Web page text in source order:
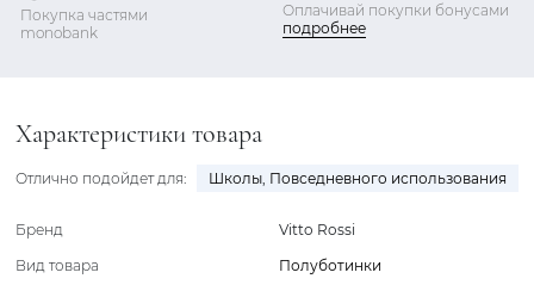
Покупка частями
monobank
Оплачивай покупки бонусами
подробнее
Характеристики товара
Отлично подойдет для: Школы, Повседневного использования
Бренд
Vitto Rossi
Вид товара
Полуботинки